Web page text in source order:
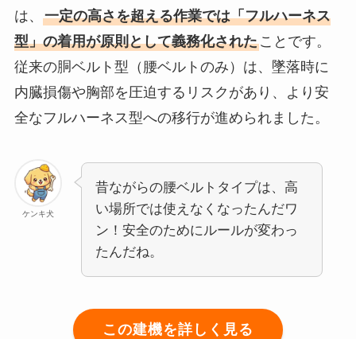
は、 一定の高さを超える作業では「フルハーネス
型」の着用が原則として義務化されたことです。
従来の胴ベルト型（腰ベルトのみ）は、墜落時に
内臓損傷や胸部を圧迫するリスクがあり、より安
全なフルハーネス型への移行が進められました。
ケンキ犬
昔ながらの腰ベルトタイプは、高
い場所では使えなくなったんだワ
ン！安全のためにルールが変わっ
たんだね。
この建機を詳しく見る